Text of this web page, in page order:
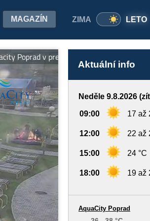
ZIMA LETO
MAGAZÍN
v prevádzke denne: PON 11:00 -
Aktuální info
Neděle 9.8.2026
09:00 17 až
12:00 22 až
15:00 24 °C
18:00 19 až
AquaCity Poprad